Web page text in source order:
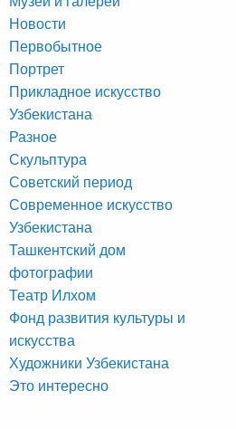
Новости
Первобытное
Портрет
Прикладное искусство
Узбекистана
Разное
Скульптура
Советский период
Современное искусство
Узбекистана
Ташкентский дом
фотографии
Театр Илхом
Фонд развития культуры и
искусства
Художники Узбекистана
Это интересно